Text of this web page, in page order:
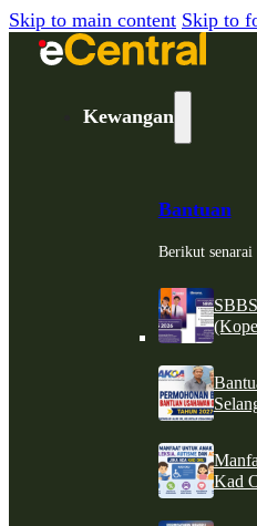
Skip to main content Skip to
Kewangan
Bantuan
Berikut senarai
Kad